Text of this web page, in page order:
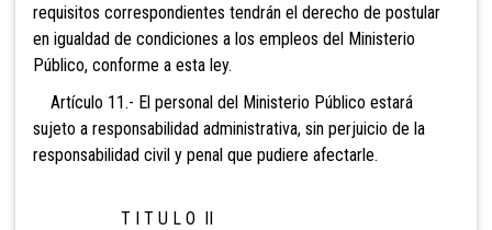
requisitos correspondientes tendrán el derecho de postular
en igualdad de condiciones a los empleos del Ministerio
Público, conforme a esta ley.
Artículo 11.- El personal del Ministerio Público estará
sujeto a responsabilidad administrativa, sin perjuicio de la
responsabilidad civil y penal que pudiere afectarle.
T I T U L O II